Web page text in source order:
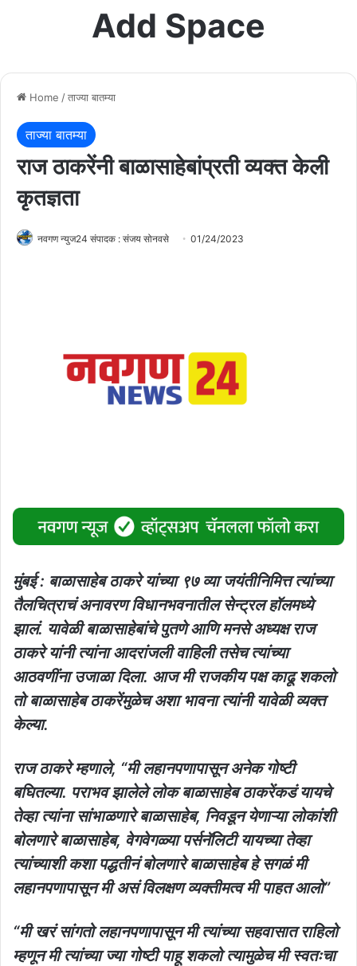
Add Space
Home /ताज्या बातम्या
ताज्या बातम्या
राज ठाकरेंनी बाळासाहेबांप्रती व्यक्त केली
कृतज्ञता
नवगण न्युज24 संपादक : संजय सोनवसे 01/24/2023
मुंबई : बाळासाहेब ठाकरे यांच्या ९७ व्या जयंतीनिमित्त त्यांच्या
तैलचित्राचं अनावरण विधानभवनातील सेन्ट्रल हॉलमध्ये
झालं. यावेळी बाळासाहेबांचे पुतणे आणि मनसे अध्यक्ष राज
ठाकरे यांनी त्यांना आदरांजली वाहिली तसेच त्यांच्या
आठवणींना उजाळा दिला. आज मी राजकीय पक्ष काढू शकलो
तो बाळासाहेब ठाकरेंमुळेच अशा भावना त्यांनी यावेळी व्यक्त
केल्या.
राज ठाकरे म्हणाले, “मी लहानपणापासून अनेक गोष्टी
बघितल्या. पराभव झालेले लोक बाळासाहेब ठाकरेंकडं यायचे
तेव्हा त्यांना सांभाळणारे बाळासाहेब, निवडून येणाऱ्या लोकांशी
बोलणारे बाळासाहेब, वेगवेगळ्या पर्सनॅलिटी यायच्या तेव्हा
त्यांच्याशी कशा पद्धतीनं बोलणारे बाळासाहेब हे सगळं मी
लहानपणापासून मी असं विलक्षण व्यक्तीमत्व मी पाहत आलो”
“मी खरं सांगतो लहानपणापासून मी त्यांच्या सहवासात राहिलो
म्हणून मी त्यांच्या ज्या गोष्टी पाहू शकलो त्यामुळेच मी स्वतःचा